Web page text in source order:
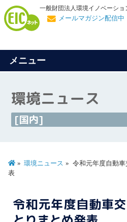
一般財団法人環境イノベーショ
メールマガジン配信中
メニュー
環境ニュース
[国内]
環境ニュース
令和元年度自動
表
令和元年度自動車